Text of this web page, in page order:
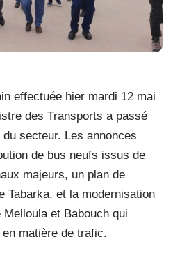
effectuée hier mardi 12 mai
des Transports a passé
secteur. Les annonces
de bus neufs issus de
majeurs, un plan de
Tabarka, et la modernisation
et Babouch qui
matière de trafic.